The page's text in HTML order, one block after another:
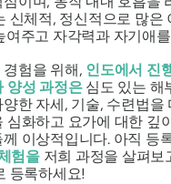
신체적, 정신적으로 많은
여주고 자각력과 자기애
험을 위해, 인도에서 진
양성 과정은심도 있는 해
한 자세, 기술, 수련법을
심화하고 요가에 대한 깊
이상적입니다. 아직 등
험을저희 과정을 살펴보
등록하세요!